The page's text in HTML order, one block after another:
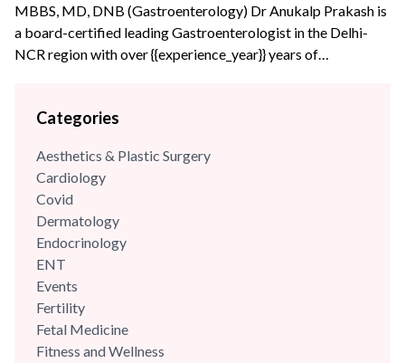
MBBS, MD, DNB (Gastroenterology) Dr Anukalp Prakash is
a board-certified leading Gastroenterologist in the Delhi-
NCR region with over {{experience_year}} years of
articles for both national and international publications. Dr
{{experience_year}} years and has...
Categories
Aesthetics & Plastic Surgery
Cardiology
Covid
Dermatology
Endocrinology
ENT
Events
Fertility
Fetal Medicine
Fitness and Wellness